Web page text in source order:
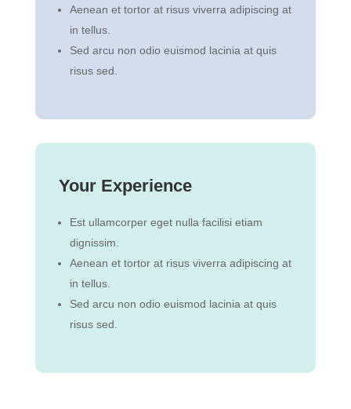
Aenean et tortor at risus viverra adipiscing at
in tellus.
Sed arcu non odio euismod lacinia at quis
risus sed.
Your Experience
Est ullamcorper eget nulla facilisi etiam
dignissim.
Aenean et tortor at risus viverra adipiscing at
in tellus.
Sed arcu non odio euismod lacinia at quis
risus sed.